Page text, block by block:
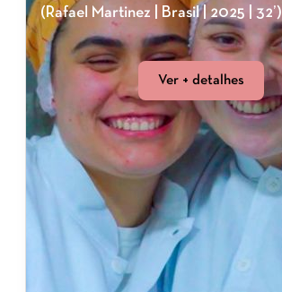
(Rafael Martinez | Brasil | 2025 | 32’)
Ver + detalhes